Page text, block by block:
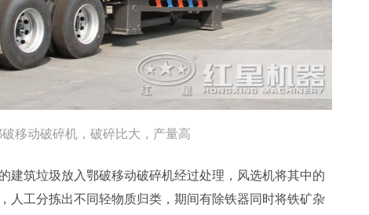
破移动破碎机，破碎比大，产量高
建筑垃圾放入鄂破移动破碎机经过处理，风选机将其中的
人工分拣出不同轻物质归类，期间有除铁器同时将铁矿杂